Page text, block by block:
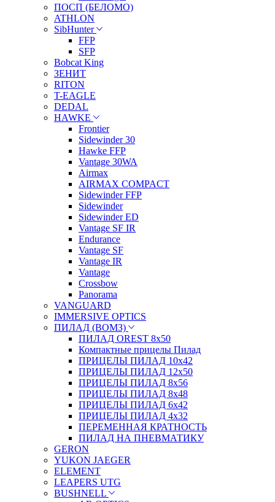
ПОСП (БЕЛОМО)
ATHLON
SibHunter
FFP
SFP
Bobcat King
ЗЕНИТ
RITON
T-EAGLE
DEDAL
HAWKE
Frontier
Sidewinder 30
Hawke FFP
Vantage 30WA
Airmax
AIRMAX COMPACT
Sidewinder FFP
Sidewinder
Sidewinder ED
Vantage SF IR
Endurance
Vantage SF
Vantage IR
Vantage
Crossbow
Panorama
VANGUARD
IMMERSIVE OPTICS
ПИЛАД (ВОМЗ)
ПИЛАД OREST 8х50
Компактные прицелы Пилад
ПРИЦЕЛЫ ПИЛАД 10х42
ПРИЦЕЛЫ ПИЛАД 12х50
ПРИЦЕЛЫ ПИЛАД 8х56
ПРИЦЕЛЫ ПИЛАД 8х48
ПРИЦЕЛЫ ПИЛАД 6х42
ПРИЦЕЛЫ ПИЛАД 4х32
ПЕРЕМЕННАЯ КРАТНОСТЬ
ПИЛАД НА ПНЕВМАТИКУ
GERON
YUKON JAEGER
ELEMENT
LEAPERS UTG
BUSHNELL